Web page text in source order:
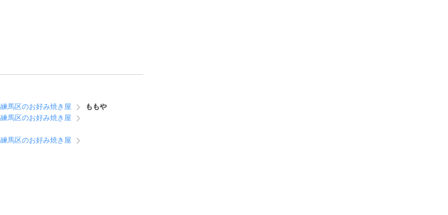
馬区のお好み焼き屋
ももや
馬区のお好み焼き屋
馬区のお好み焼き屋